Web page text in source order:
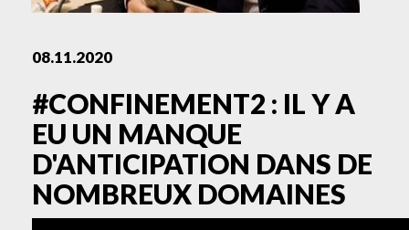
08.11.2020
#CONFINEMENT2 : IL Y A
EU UN MANQUE
D'ANTICIPATION DANS DE
NOMBREUX DOMAINES